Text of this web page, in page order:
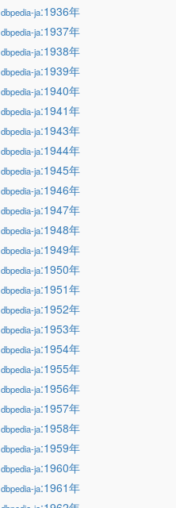
dbpedia-ja:1936年
dbpedia-ja:1937年
dbpedia-ja:1938年
dbpedia-ja:1939年
dbpedia-ja:1940年
dbpedia-ja:1941年
dbpedia-ja:1943年
dbpedia-ja:1944年
dbpedia-ja:1945年
dbpedia-ja:1946年
dbpedia-ja:1947年
dbpedia-ja:1948年
dbpedia-ja:1949年
dbpedia-ja:1950年
dbpedia-ja:1951年
dbpedia-ja:1952年
dbpedia-ja:1953年
dbpedia-ja:1954年
dbpedia-ja:1955年
dbpedia-ja:1956年
dbpedia-ja:1957年
dbpedia-ja:1958年
dbpedia-ja:1959年
dbpedia-ja:1960年
dbpedia-ja:1961年